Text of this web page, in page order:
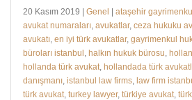
20 Kasım 2019 | Genel | ataşehir
avukat numaraları avukatlar, ceza hukuku
avukatı en iyi türk avukatlar, gayrimenkul
büroları istanbul halkın hukuk bürosu
hollanda türk avukat hollandada türk
danışmanı istanbul law firms law firm
türk avukat turkey lawyer, türkiye avukat